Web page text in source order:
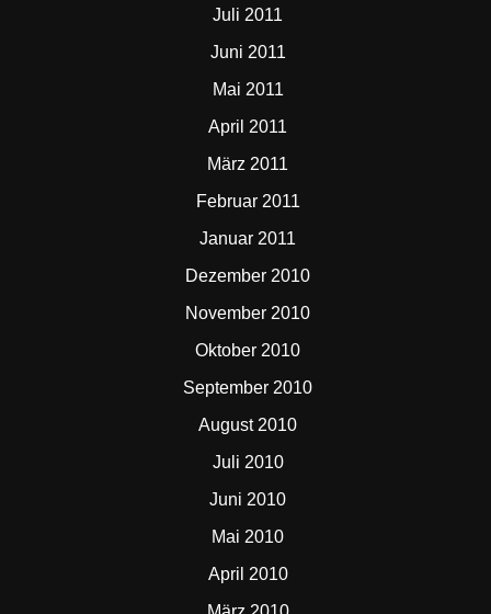
Juli 2011
Juni 2011
Mai 2011
April 2011
März 2011
Februar 2011
Januar 2011
Dezember 2010
November 2010
Oktober 2010
September 2010
August 2010
Juli 2010
Juni 2010
Mai 2010
April 2010